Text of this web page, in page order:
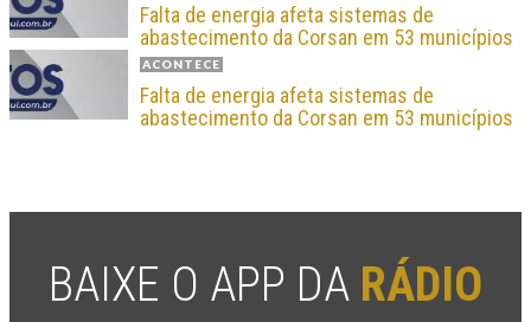
Falta de energia afeta sistemas de
abastecimento da Corsan em 53 municípios
ACONTECE
Falta de energia afeta sistemas de
abastecimento da Corsan em 53 municípios
BAIXE O APP DA RÁDIO